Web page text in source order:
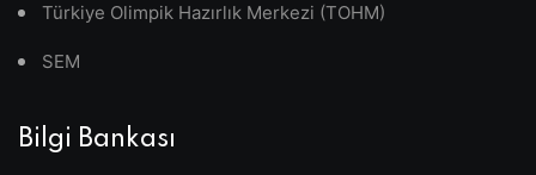
Türkiye Olimpik Hazırlık Merkezi (TOHM)
SEM
Bilgi Bankası